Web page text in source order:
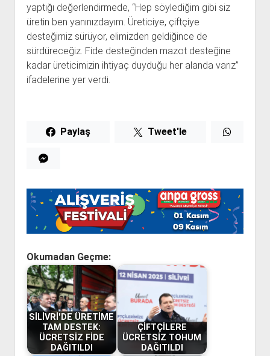
yaptığı değerlendirmede, “Hep söylediğim gibi siz
üretin ben yanınızdayım. Üreticiye, çiftçiye
desteğimiz sürüyor, elimizden geldiğince de
sürdüreceğiz. Fide desteğinden mazot desteğine
kadar üreticimizin ihtiyaç duyduğu her alanda varız”
ifadelerine yer verdi.
Paylaş Tweet'le
Okumadan Geçme:
SİLİVRİ'DE ÜRETİME
TAM DESTEK:
ÜCRETSİZ FİDE
DAĞITILDI
ÇİFTÇİLERE
ÜCRETSİZ TOHUM
DAĞITILDI